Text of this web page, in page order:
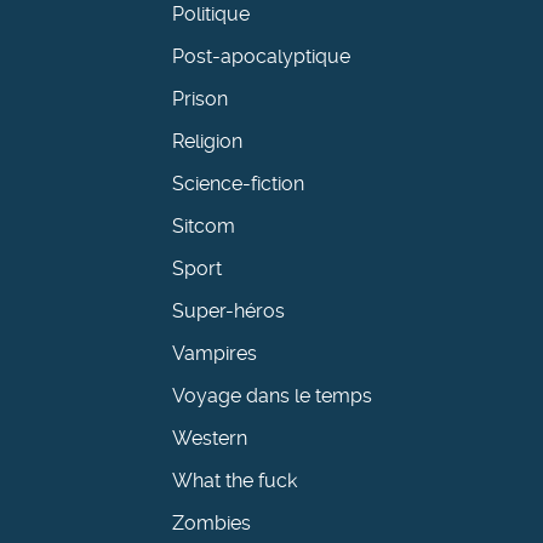
Politique
Post-apocalyptique
Prison
Religion
Science-fiction
Sitcom
Sport
Super-héros
Vampires
Voyage dans le temps
Western
What the fuck
Zombies